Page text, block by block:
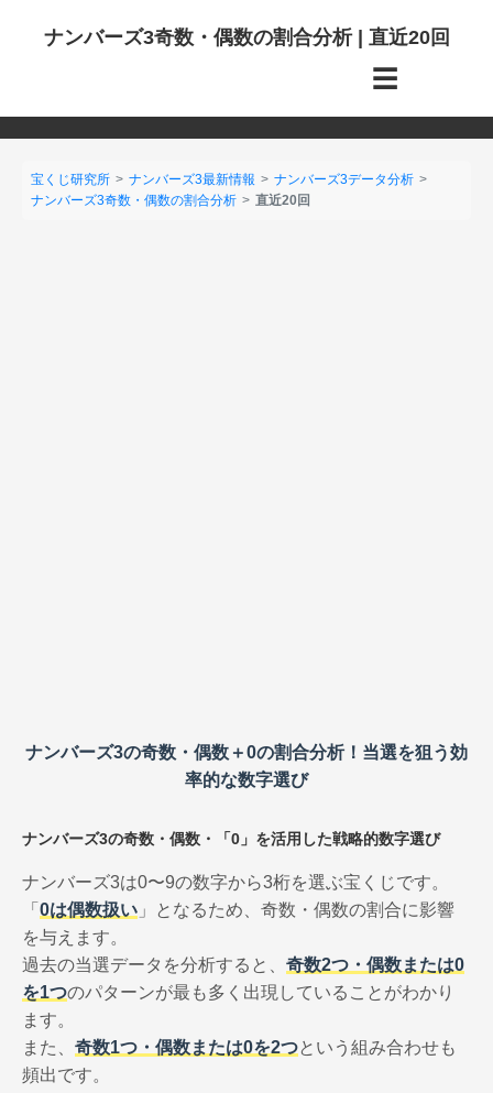
ナンバーズ3奇数・偶数の割合分析 | 直近20回
☰
宝くじ研究所 ナンバーズ3最新情報
ナンバーズ3データ分析
ナンバーズ3奇数・偶数の割合分析
直近20回
ナンバーズ3の奇数・偶数＋0の割合分析！当選を狙う効
率的な数字選び
ナンバーズ3の奇数・偶数・「0」を活用した戦略的数字選び
ナンバーズ3は0〜9の数字から3桁を選ぶ宝くじです。
「 0は偶数扱い 」となるため、奇数・偶数の割合に影響
を与えます。
過去の当選データを分析すると、 奇数2つ・偶数または0
を1つのパターンが最も多く出現していることがわかり
ます。
また、 奇数1つ・偶数または0を2つという組み合わせも
頻出です。